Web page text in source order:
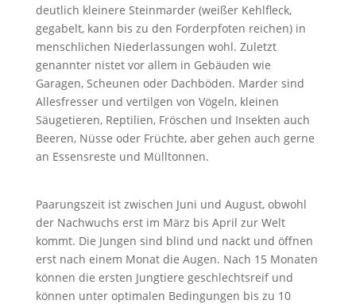
deutlich kleinere Steinmarder (weißer Kehlfleck,
gegabelt, kann bis zu den Forderpfoten reichen) in
menschlichen Niederlassungen wohl. Zuletzt
genannter nistet vor allem in Gebäuden wie
Garagen, Scheunen oder Dachböden. Marder sind
Allesfresser und vertilgen von Vögeln, kleinen
Säugetieren, Reptilien, Fröschen und Insekten auch
Beeren, Nüsse oder Früchte, aber gehen auch gerne
an Essensreste und Mülltonnen.
Paarungszeit ist zwischen Juni und August, obwohl
der Nachwuchs erst im März bis April zur Welt
kommt. Die Jungen sind blind und nackt und öffnen
erst nach einem Monat die Augen. Nach 15 Monaten
können die ersten Jungtiere geschlechtsreif und
können unter optimalen Bedingungen bis zu 10